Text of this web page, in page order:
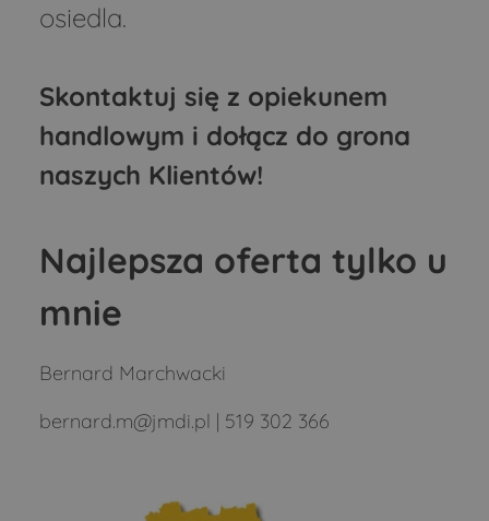
osiedla.
Skontaktuj się z opiekunem
handlowym i dołącz do grona
naszych Klientów!
Najlepsza oferta tylko u
mnie
Bernard Marchwacki
bernard.m@jmdi.pl | 519 302 366